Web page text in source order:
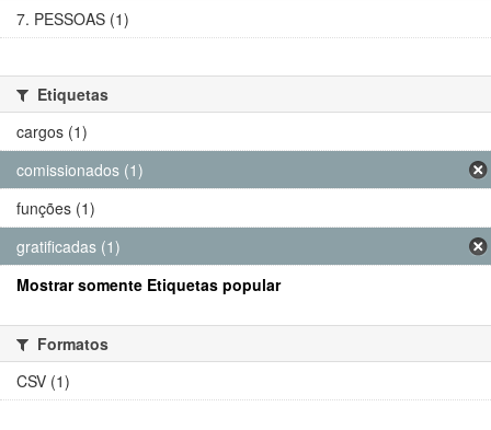
7. PESSOAS (1)
Etiquetas
cargos (1)
comissionados (1)
funções (1)
gratificadas (1)
Mostrar somente Etiquetas popular
Formatos
CSV (1)